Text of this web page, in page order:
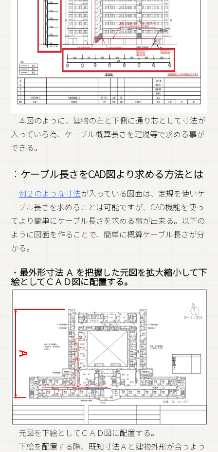
本図のように、建物の左と下側に通り芯として寸法が
入っている為、ケーブル概算長さを定規等で求める事が
できる。
： ケーブル長さをCAD図より求める方法とは
例２のような寸法が入っている図面は、定規を使いケ
ーブル長さを求めることは可能ですが、CAD機能を使っ
てより簡単にケーブル長さを求める事が出来る。以下の
ように図面を作ることで、簡単に概算ケーブル長さが分
かる。
・ 最外形寸法 Ａ を把握した元図を拡大縮小して下
絵としてＣＡＤ図に配置する。
元図を下絵としてＣＡＤ図に配置する。
下絵を配置する際、既知寸法Ａと建物外形が合うよう